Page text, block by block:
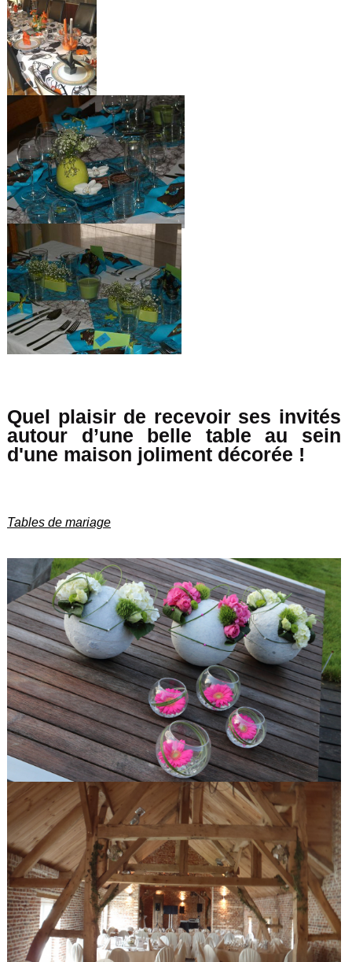
Quel plaisir de recevoir ses invités
autour d’une belle table au sein
d'une maison joliment décorée !
Tables de mariage